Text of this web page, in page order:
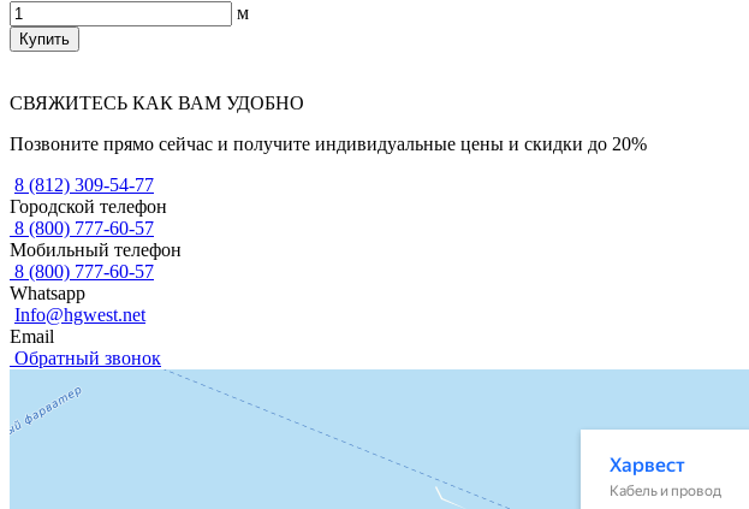
м
Купить
СВЯЖИТЕСЬ КАК ВАМ УДОБНО
Позвоните прямо сейчас и получите индивидуальные цены и скидки до 20%
8 (812) 309-54-77
Городской телефон
8 (800) 777-60-57
Мобильный телефон
8 (800) 777-60-57
Whatsapp
Info@hgwest.net
Email
Обратный звонок